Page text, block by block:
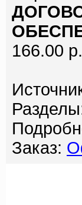
166.00 р.
Заказ: